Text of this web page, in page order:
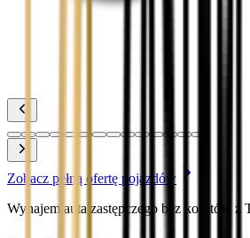
Zobacz pełną ofertę pojazdów
Wynajem auta zastępczego bez kosztów z